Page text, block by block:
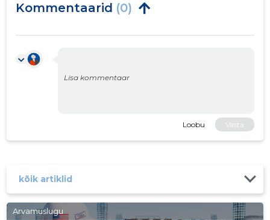
Kommentaarid (0)
Loobu Vasta
kõik artiklid
Arvamuslugu